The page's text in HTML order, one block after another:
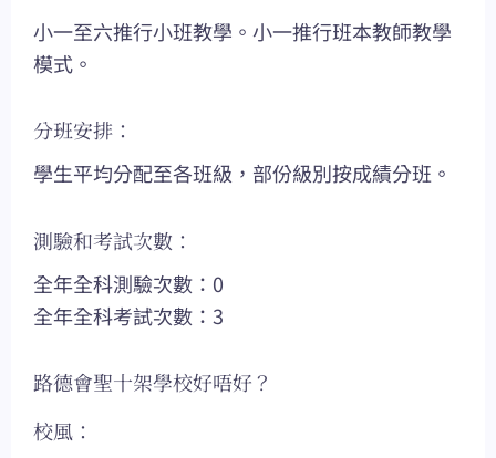
小一至六推行小班教學。小一推行班本教師教學
模式。
分班安排：
學生平均分配至各班級，部份級別按成績分班。
測驗和考試次數：
全年全科測驗次數：0
全年全科考試次數：3
路德會聖十架學校好唔好？
校風：